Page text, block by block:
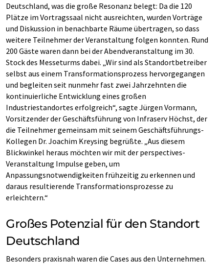
Deutschland, was die große Resonanz belegt: Da die 120
Plätze im Vortragssaal nicht ausreichten, wurden Vorträge
und Diskussion in benachbarte Räume übertragen, so dass
weitere Teilnehmer der Veranstaltung folgen konnten. Rund
200 Gäste waren dann bei der Abendveranstaltung im 30.
Stock des Messeturms dabei. „Wir sind als Standortbetreiber
selbst aus einem Transformationsprozess hervorgegangen
und begleiten seit nunmehr fast zwei Jahrzehnten die
kontinuierliche Entwicklung eines großen
Industriestandortes erfolgreich“, sagte Jürgen Vormann,
Vorsitzender der Geschäftsführung von Infraserv Höchst, der
die Teilnehmer gemeinsam mit seinem Geschäftsführungs-
Kollegen Dr. Joachim Kreysing begrüßte. „Aus diesem
Blickwinkel heraus möchten wir mit der perspectives-
Veranstaltung Impulse geben, um
Anpassungsnotwendigkeiten frühzeitig zu erkennen und
daraus resultierende Transformationsprozesse zu
erleichtern.“
Großes Potenzial für den Standort
Deutschland
Besonders praxisnah waren die Cases aus den Unternehmen.